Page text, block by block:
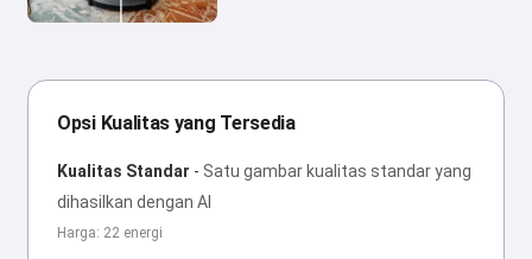
Opsi Kualitas yang Tersedia
Kualitas Standar - Satu gambar kualitas standar yang
dihasilkan dengan AI
Harga: 22 energi